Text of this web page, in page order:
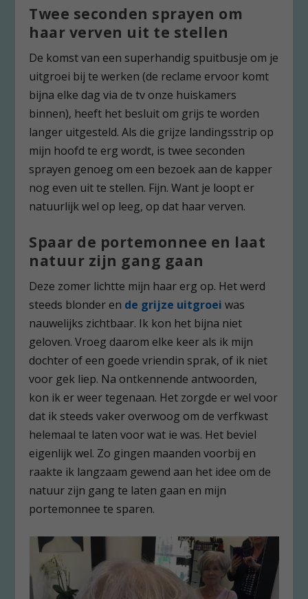
Twee seconden sprayen om
haar verven uit te stellen
De komst van een superhandig spuitbusje om je
uitgroei bij te werken (de reclame ervoor komt
bijna elke dag via de tv onze huiskamers
binnen), heeft het besluit om grijs te worden
langer uitgesteld. Als die grijze landingsstrip op
mijn hoofd te erg wordt, is twee seconden
sprayen genoeg om een bezoek aan de kapper
nog even uit te stellen. Fijn. Want je loopt er
natuurlijk wel op leeg, op dat haar verven.
Spaar de portemonnee en laat
natuur zijn gang gaan
Deze zomer lichtte mijn haar erg op. Het werd
steeds blonder en de grijze uitgroei was
nauwelijks zichtbaar. Ik kon het bijna niet
geloven. Vroeg daarom elke keer als ik mijn
dochter of een goede vriendin sprak, of ik niet
voor gek liep. Na ontkennende antwoorden,
kon ik er weer tegenaan. Het zorgde er wel voor
dat ik steeds vaker overwoog om de verfkwast
helemaal te laten voor wat ie was. Het beviel
eigenlijk wel. Zo gingen maanden voorbij en
raakte ik langzaam gewend aan het idee om de
natuur zijn gang te laten gaan en mijn
portemonnee te sparen.